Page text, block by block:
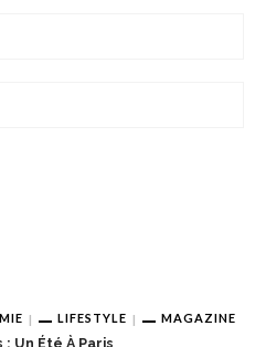
LIFESTYLE MAGAZINE
Un Été À Paris